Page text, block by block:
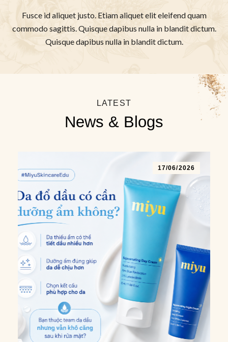
Fusce id aliquet justo. Etiam aliquet elit eleifend quam
commodo sagittis. Quisque dapibus nulla in blandit dictum.
Quisque dapibus nulla in blandit dictum.
LATEST
News & Blogs
17/06/2026